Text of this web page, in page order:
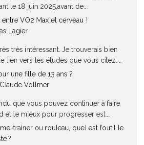
le 18 juin 2025,avant de...
entre VO2 Max et cerveau !
Lagier
très intéressant. Je trouverais bien
lien vers les études que vous citez....
une fille de 13 ans ?
Vollmer
que vous pouvez continuer à faire
et le mieux pour progresser est...
trainer ou rouleau, quel est l’outil le
?